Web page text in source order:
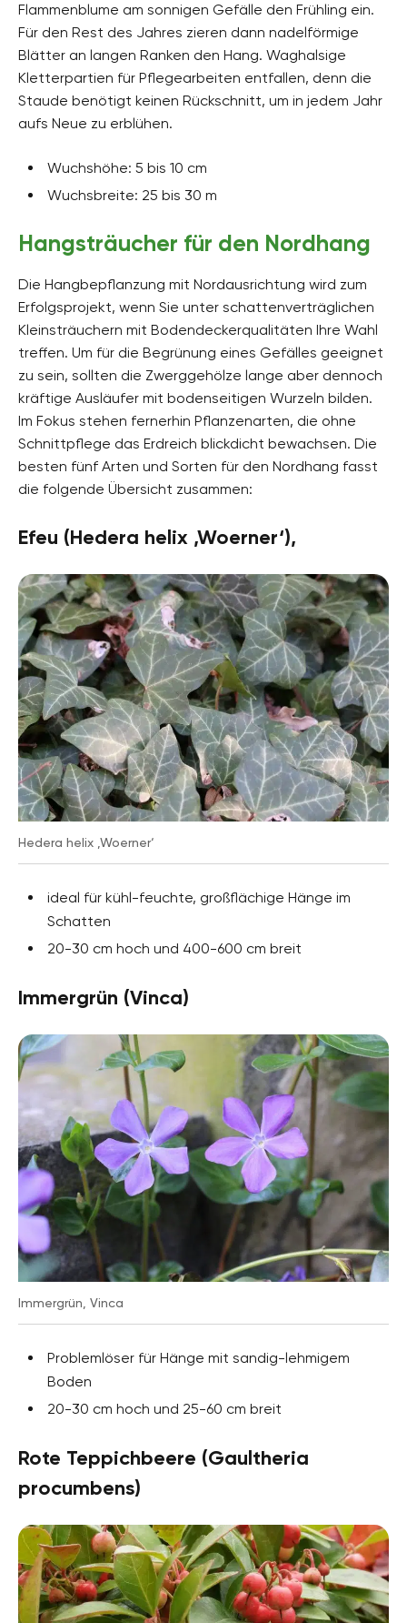
Flammenblume am sonnigen Gefälle den Frühling ein.
Für den Rest des Jahres zieren dann nadelförmige
Blätter an langen Ranken den Hang. Waghalsige
Kletterpartien für Pflegearbeiten entfallen, denn die
Staude benötigt keinen Rückschnitt, um in jedem Jahr
aufs Neue zu erblühen.
Wuchshöhe: 5 bis 10 cm
Wuchsbreite: 25 bis 30 m
Hangsträucher für den Nordhang
Die Hangbepflanzung mit Nordausrichtung wird zum
Erfolgsprojekt, wenn Sie unter schattenverträglichen
Kleinsträuchern mit Bodendeckerqualitäten Ihre Wahl
treffen. Um für die Begrünung eines Gefälles geeignet
zu sein, sollten die Zwerggehölze lange aber dennoch
kräftige Ausläufer mit bodenseitigen Wurzeln bilden.
Im Fokus stehen fernerhin Pflanzenarten, die ohne
Schnittpflege das Erdreich blickdicht bewachsen. Die
besten fünf Arten und Sorten für den Nordhang fasst
die folgende Übersicht zusammen:
Efeu (Hedera helix ‚Woerner‘),
Hedera helix ‚Woerner‘
ideal für kühl-feuchte, großflächige Hänge im
Schatten
20-30 cm hoch und 400-600 cm breit
Immergrün (Vinca)
Immergrün, Vinca
Problemlöser für Hänge mit sandig-lehmigem
Boden
20-30 cm hoch und 25-60 cm breit
Rote Teppichbeere (Gaultheria
procumbens)